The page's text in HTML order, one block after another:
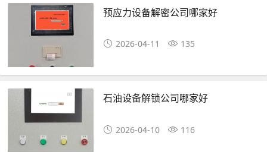
预应力设备解密公司哪家好
2026-04-11 135
石油设备解锁公司哪家好
2026-04-10 116